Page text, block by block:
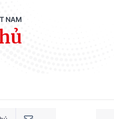
NAM